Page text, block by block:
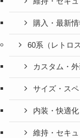
購入・最新情
60系（レトロ
カスタム・外
サイズ・スペ
内装・快適化
維持・セキュ